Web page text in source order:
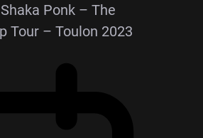
Ponk – The
Tour – Toulon 2023